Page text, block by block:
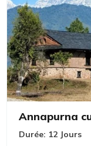
Annapurna
Durée: 12 Jours